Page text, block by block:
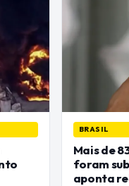
BRASIL
Mais de
foram
aponta